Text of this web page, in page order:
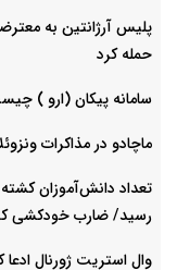
پلیس آرژانتین به
حمله کرد
سامانه پیکان (ارو )
ماچادو در مذاکرات
رسید/ ضارب خودکشی
وال استریت ژورنال